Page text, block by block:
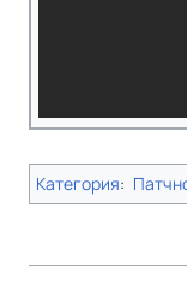
Категория: